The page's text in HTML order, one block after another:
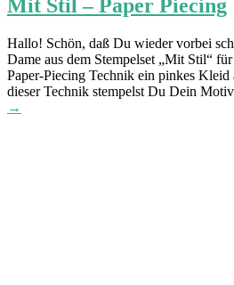
Mit Stil – Paper Piecing
Hallo! Schön, daß Du wieder vorbei
Dame aus dem Stempelset „Mit Stil“
Paper-Piecing Technik ein pinkes Kleid
dieser Technik stempelst Du Dein
→